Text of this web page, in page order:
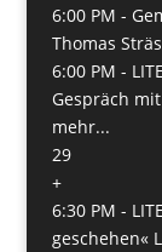
6:00 PM -
Thomas
6:00 PM -
Gespräch
mehr...
29
+
6:30 PM -
geschehen«